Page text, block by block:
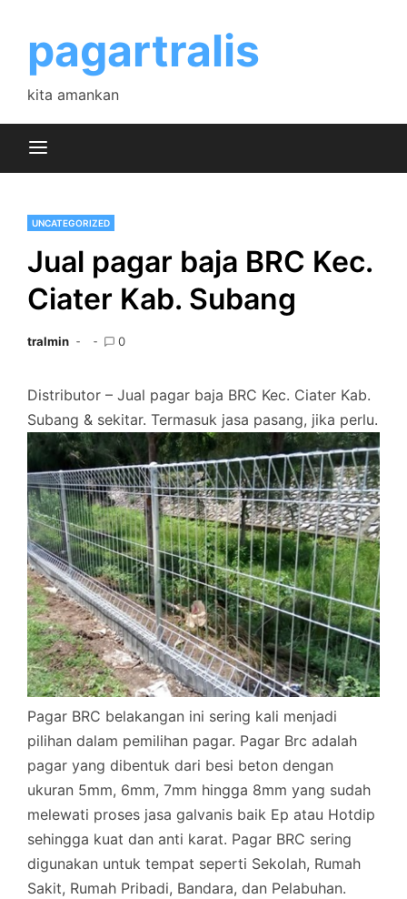
contentpagartralis
kita amankan
UNCATEGORIZED
Jual pagar baja BRC Kec.
Ciater Kab. Subang
tralmin 0
Distributor – Jual pagar baja BRC Kec. Ciater Kab.
Subang & sekitar. Termasuk jasa pasang, jika perlu.
Pagar BRC belakangan ini sering kali menjadi
pilihan dalam pemilihan pagar. Pagar Brc adalah
pagar yang dibentuk dari besi beton dengan
ukuran 5mm, 6mm, 7mm hingga 8mm yang sudah
melewati proses jasa galvanis baik Ep atau Hotdip
sehingga kuat dan anti karat. Pagar BRC sering
digunakan untuk tempat seperti Sekolah, Rumah
Sakit, Rumah Pribadi, Bandara, dan Pelabuhan.